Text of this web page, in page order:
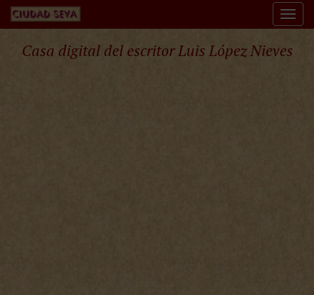
Casa digital del escritor Luis López Nieves